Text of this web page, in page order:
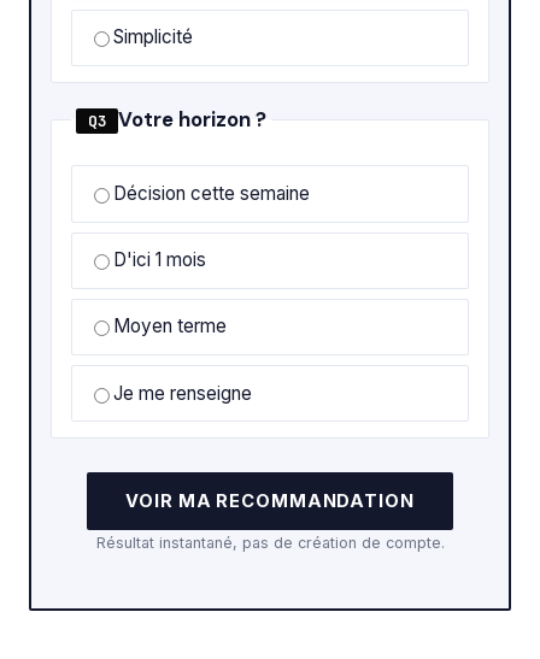
Simplicité
Q3 Votre horizon ?
Décision cette semaine
D'ici 1 mois
Moyen terme
Je me renseigne
VOIR MA RECOMMANDATION
Résultat instantané, pas de création de compte.